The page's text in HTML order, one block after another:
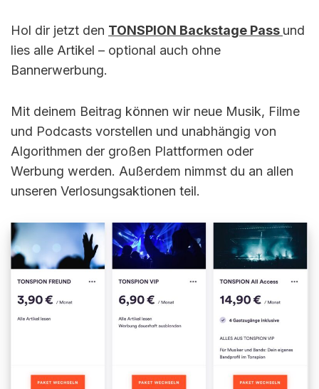
Hol dir jetzt den TONSPION Backstage Pass und
lies alle Artikel – optional auch ohne
Bannerwerbung.
Mit deinem Beitrag können wir neue Musik, Filme
und Podcasts vorstellen und unabhängig von
Algorithmen der großen Plattformen oder
Werbung werden. Außerdem nimmst du an allen
unseren Verlosungsaktionen teil.